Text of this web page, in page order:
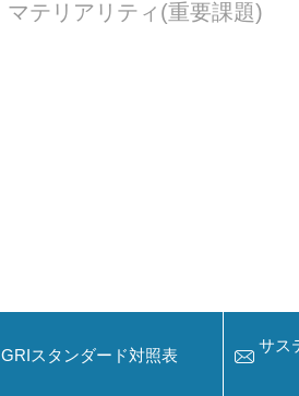
マテリアリティ(重要課題)
GRIスタンダード対照表
サス